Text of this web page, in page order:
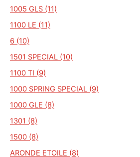
1005 GLS (11)
1100 LE (11)
6 (10)
1501 SPECIAL (10)
1100 TI (9)
1000 SPRING SPECIAL (9)
1000 GLE (8)
1301 (8)
1500 (8)
ARONDE ETOILE (8)